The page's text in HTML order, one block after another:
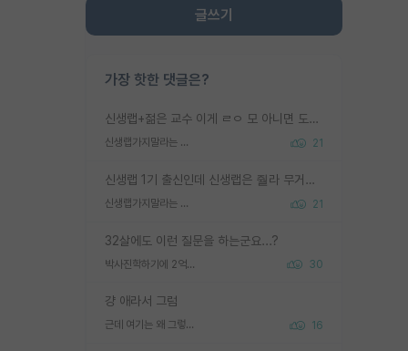
글쓰기
가장 핫한 댓글은?
신생랩+젊은 교수 이게 ㄹㅇ 모 아니면 도인듯.
신생랩가지말라는 이유가 있었구나 21
신생랩 1기 출신인데 신생랩은 줠라 무거운 바벨 같은거임. 들면 대박인데 못들면 깔려 죽음. 아무도 알려주지 않는 환경에서 자생해야하지만, 일단 살아남았다면 그 어떤 사람보다 악착같고 생존력 높은 사람으로 거듭날 수 있음
신생랩가지말라는 이유가 있었구나 21
32살에도 이런 질문을 하는군요...?
박사진학하기에 2억은 괜찮은 (?) 정도의 경제력인가요 30
걍 애라서 그럼
근데 여기는 왜 그렇게 SPK를 물어보는거임? 16